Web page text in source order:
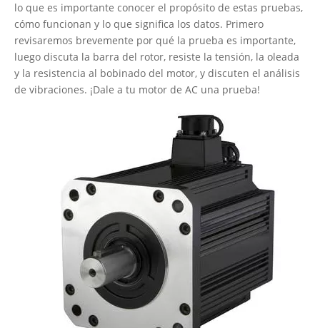
lo que es importante conocer el propósito de estas pruebas,
cómo funcionan y lo que significa los datos. Primero
revisaremos brevemente por qué la prueba es importante,
luego discuta la barra del rotor, resiste la tensión, la oleada
y la resistencia al bobinado del motor, y discuten el análisis
de vibraciones. ¡Dale a tu motor de AC una prueba!